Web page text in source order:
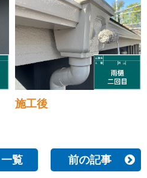
施工後
一覧 前の記事